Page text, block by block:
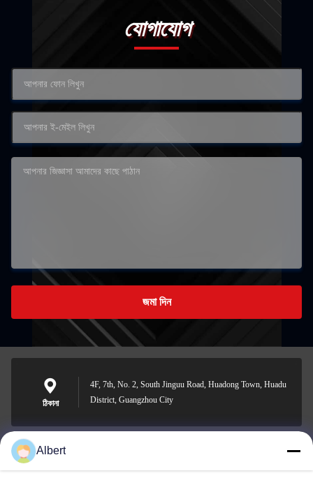
যোগাযোগ
জমা দিন
ঠিকানা
4F, 7th, No. 2, South Jinguu Road, Huadong Town, Huadu
District, Guangzhou City
james@yimiautoparts.com
Albert